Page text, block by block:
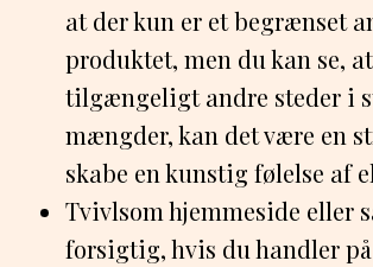
at der kun er et begrænset
produktet, men du kan se,
tilgængeligt andre steder i
mængder, kan det være en
skabe en kunstig følelse af
Tvivlsom hjemmeside eller
forsigtig, hvis du handler